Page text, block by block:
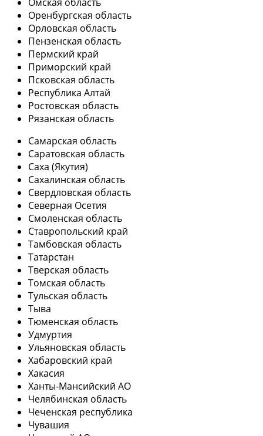
Оренбургская область
Орловская область
Пензенская область
Пермский край
Приморский край
Псковская область
Республика Алтай
Ростовская область
Рязанская область
Самарская область
Саратовская область
Саха (Якутия)
Сахалинская область
Свердловская область
Северная Осетия
Смоленская область
Ставропольский край
Тамбовская область
Татарстан
Тверская область
Томская область
Тульская область
Тыва
Тюменская область
Удмуртия
Ульяновская область
Хабаровский край
Хакасия
Ханты-Мансийский АО
Челябинская область
Чеченская республика
Чувашия